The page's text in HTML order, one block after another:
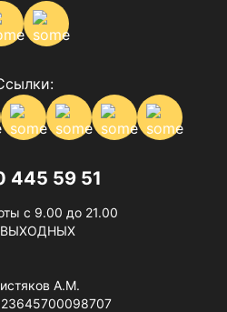
445 59 51
с 9.00 до 21.00
ВЫХОДНЫХ
А.М.